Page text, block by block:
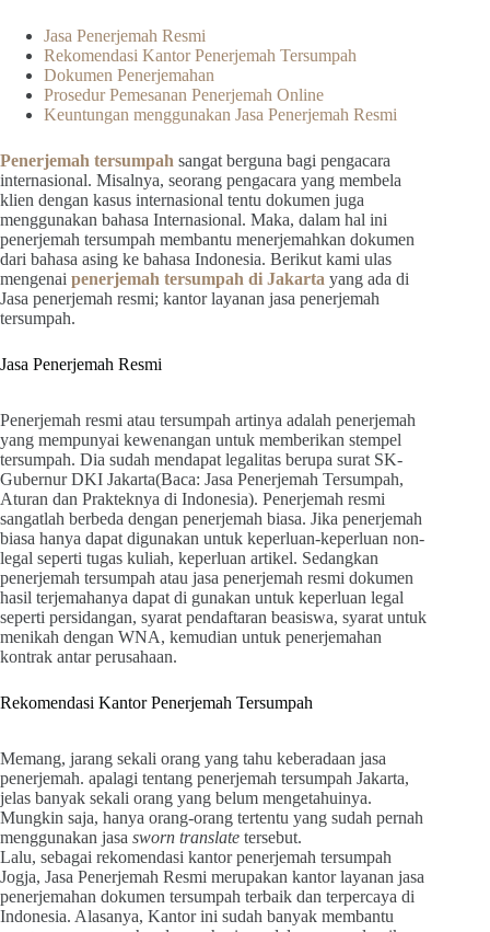
Jasa Penerjemah Resmi
Rekomendasi Kantor Penerjemah Tersumpah
Dokumen Penerjemahan
Prosedur Pemesanan Penerjemah Online
Keuntungan menggunakan Jasa Penerjemah Resmi
Penerjemah tersumpah sangat berguna bagi pengacara
internasional. Misalnya, seorang pengacara yang membela
klien dengan kasus internasional tentu dokumen juga
menggunakan bahasa Internasional. Maka, dalam hal ini
penerjemah tersumpah membantu menerjemahkan dokumen
dari bahasa asing ke bahasa Indonesia. Berikut kami ulas
mengenai penerjemah tersumpah di Jakarta yang ada di
Jasa penerjemah resmi; kantor layanan jasa penerjemah
tersumpah.
Jasa Penerjemah Resmi
Penerjemah resmi atau tersumpah artinya adalah penerjemah
yang mempunyai kewenangan untuk memberikan stempel
tersumpah. Dia sudah mendapat legalitas berupa surat SK-
Gubernur DKI Jakarta(Baca: Jasa Penerjemah Tersumpah,
Aturan dan Prakteknya di Indonesia). Penerjemah resmi
sangatlah berbeda dengan penerjemah biasa. Jika penerjemah
biasa hanya dapat digunakan untuk keperluan-keperluan non-
legal seperti tugas kuliah, keperluan artikel. Sedangkan
penerjemah tersumpah atau jasa penerjemah resmi dokumen
hasil terjemahanya dapat di gunakan untuk keperluan legal
seperti persidangan, syarat pendaftaran beasiswa, syarat untuk
menikah dengan WNA, kemudian untuk penerjemahan
kontrak antar perusahaan.
Rekomendasi Kantor Penerjemah Tersumpah
Memang, jarang sekali orang yang tahu keberadaan jasa
penerjemah. apalagi tentang penerjemah tersumpah Jakarta,
jelas banyak sekali orang yang belum mengetahuinya.
Mungkin saja, hanya orang-orang tertentu yang sudah pernah
menggunakan jasa sworn translate tersebut.
Lalu, sebagai rekomendasi kantor penerjemah tersumpah
Jogja, Jasa Penerjemah Resmi merupakan kantor layanan jasa
penerjemahan dokumen tersumpah terbaik dan terpercaya di
Indonesia. Alasanya, Kantor ini sudah banyak membantu